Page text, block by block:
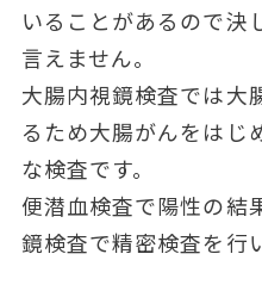
いることがあるので決
言えません。
大腸内視鏡検査では大
るため大腸がんをはじ
な検査です。
便潜血検査で陽性の結
鏡検査で精密検査を行